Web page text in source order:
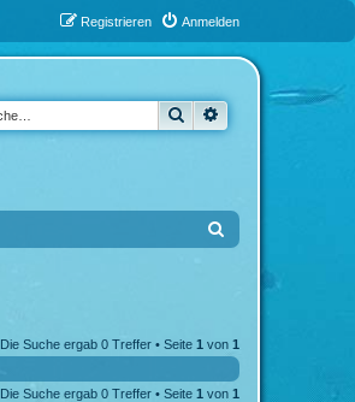
Anmelden
Registrieren
Suche
e
Die Suche ergab 0 Treffer • Seite 1 von 1
Die Suche ergab 0 Treffer • Seite 1 von 1